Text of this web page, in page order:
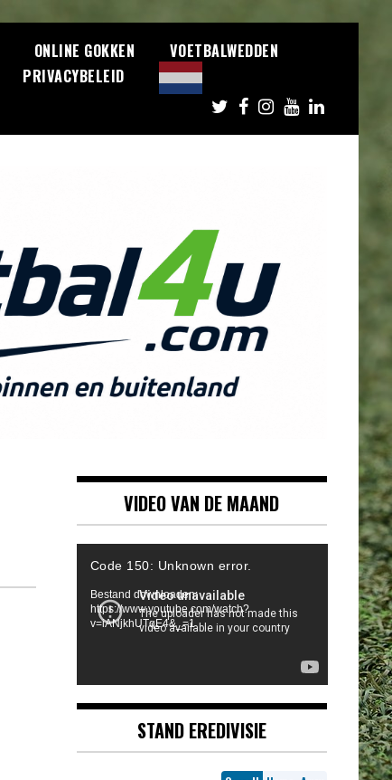
ONLINE GOKKEN
VOETBALWEDDEN
PRIVACYBELEID
VIDEO VAN DE MAAND
Code 150: Unknown error.
Bestand downloaden:
https://www.youtube.com/watch?
v=iANjkhUTqE4&_=1
STAND EREDIVISIE